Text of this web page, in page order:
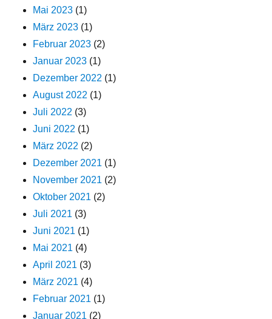
Mai 2023 (1)
März 2023 (1)
Februar 2023 (2)
Januar 2023 (1)
Dezember 2022 (1)
August 2022 (1)
Juli 2022 (3)
Juni 2022 (1)
März 2022 (2)
Dezember 2021 (1)
November 2021 (2)
Oktober 2021 (2)
Juli 2021 (3)
Juni 2021 (1)
Mai 2021 (4)
April 2021 (3)
März 2021 (4)
Februar 2021 (1)
Januar 2021 (2)